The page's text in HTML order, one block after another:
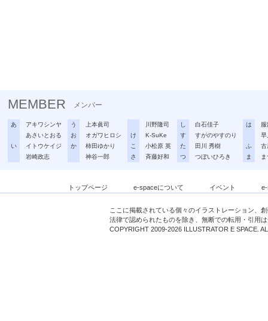
MEMBER メンバー
あ
アキワシンヤ
あさいとおる
い
イトウケイジ
岩崎政志
う
上本眞司
お
オガワヒロシ
か
柿田ゆかり
神谷一郎
川野隆司
け
K-SuKe
こ
小松原 英
さ
斉藤好和
し
白石佳子
す
すがのやすのり
た
田川 秀樹
つ
つぼいひろき
は
早
ふ
古
ま
トップページ e-spaceについて イベント
ここに掲載されている個々のイラストレーション、
法律で認められたものを除き、無断での転用・引用
COPYRIGHT 2009-2026 ILLUSTRATOR E SPACE.